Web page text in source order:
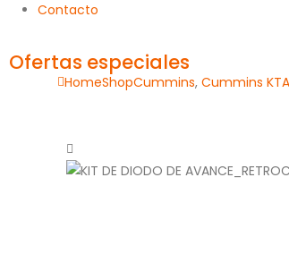
Contacto
Ofertas especiales
HomeShopCummins, Cummins